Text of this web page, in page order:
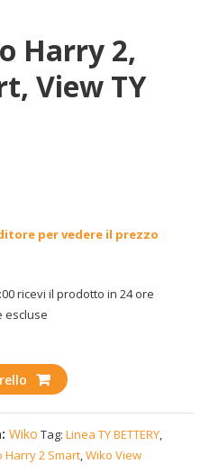
Harry 2,
View TY
per vedere il prezzo
ricevi il prodotto in 24 ore
escluse
Wiko Tag: Linea TY BETTERY,
Harry 2 Smart,Wiko View